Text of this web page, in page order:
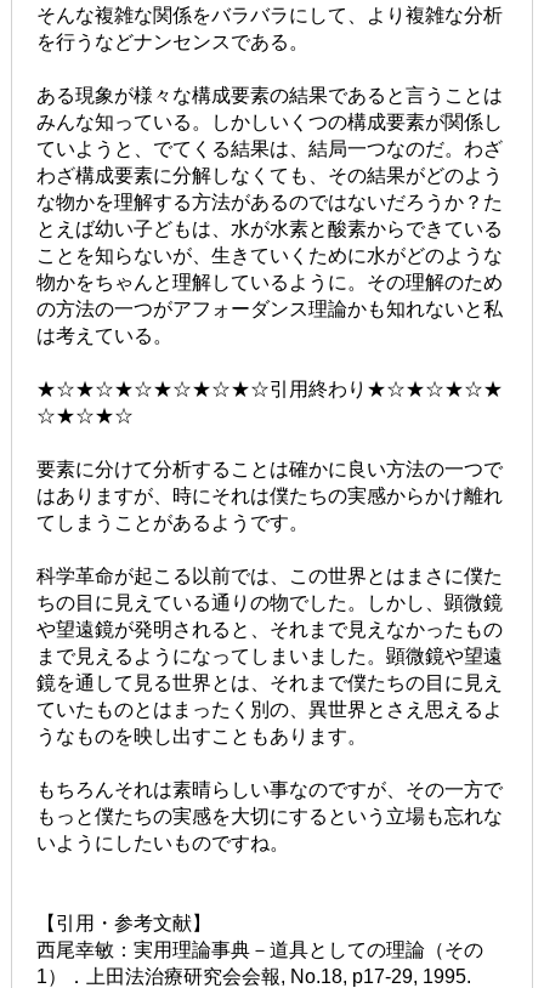
そんな複雑な関係をバラバラにして、より複雑な分析
を行うなどナンセンスである。
ある現象が様々な構成要素の結果であると言うことは
みんな知っている。しかしいくつの構成要素が関係し
ていようと、でてくる結果は、結局一つなのだ。わざ
わざ構成要素に分解しなくても、その結果がどのよう
な物かを理解する方法があるのではないだろうか？た
とえば幼い子どもは、水が水素と酸素からできている
ことを知らないが、生きていくために水がどのような
物かをちゃんと理解しているように。その理解のため
の方法の一つがアフォーダンス理論かも知れないと私
は考えている。
★☆★☆★☆★☆★☆★☆引用終わり★☆★☆★☆★
☆★☆★☆
要素に分けて分析することは確かに良い方法の一つで
はありますが、時にそれは僕たちの実感からかけ離れ
てしまうことがあるようです。
科学革命が起こる以前では、この世界とはまさに僕た
ちの目に見えている通りの物でした。しかし、顕微鏡
や望遠鏡が発明されると、それまで見えなかったもの
まで見えるようになってしまいました。顕微鏡や望遠
鏡を通して見る世界とは、それまで僕たちの目に見え
ていたものとはまったく別の、異世界とさえ思えるよ
うなものを映し出すこともあります。
もちろんそれは素晴らしい事なのですが、その一方で
もっと僕たちの実感を大切にするという立場も忘れな
いようにしたいものですね。
【引用・参考文献】
西尾幸敏：実用理論事典－道具としての理論（その
1）．上田法治療研究会会報, No.18, p17-29, 1995.